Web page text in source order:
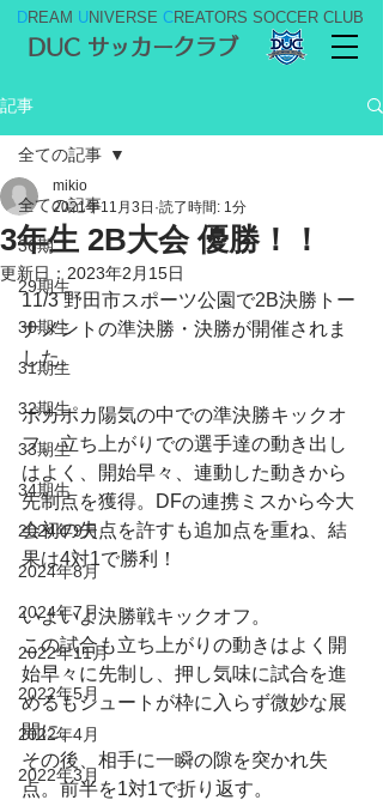
DREAM UNIVERSE CREATORS SOCCER CLUB
DUC サッカークラブ
記事
全ての記事
36期
29期生
30期生
31期生
32期生
33期生
34期生
2024年9月
2024年8月
2024年7月
2022年11月
2022年5月
2022年4月
2022年3月
全ての記事
3年生 2B大会 優勝！！
mikio
2021年11月3日 読了時間: 1分
更新日： 2023年2月15日
11/3 野田市スポーツ公園で2B決勝トー
ナメントの準決勝・決勝が開催されま
した。
ポカポカ陽気の中での準決勝キックオ
フ。立ち上がりでの選手達の動き出し
はよく、開始早々、連動した動きから
先制点を獲得。DFの連携ミスから今大
会初の失点を許すも追加点を重ね、結
果は4対1で勝利！
いよいよ決勝戦キックオフ。
この試合も立ち上がりの動きはよく開
始早々に先制し、押し気味に試合を進
めるもシュートが枠に入らず微妙な展
開に。
その後、相手に一瞬の隙を突かれ失
点。前半を1対1で折り返す。